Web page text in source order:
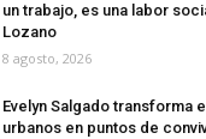
un trabajo, es una labor
Lozano
8 agosto, 2026
Evelyn Salgado transforma
urbanos en puntos de